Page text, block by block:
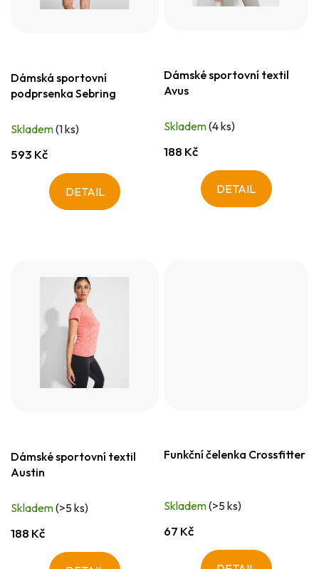
Dámská sportovní
podprsenka Sebring
Skladem(1 ks)
593 Kč
DETAIL
Dámské sportovní textil
Avus
Skladem(4 ks)
188 Kč
DETAIL
Dámské sportovní textil
Austin
Skladem(>5 ks)
188 Kč
Funkční čelenka Crossfitter
Skladem(>5 ks)
67 Kč